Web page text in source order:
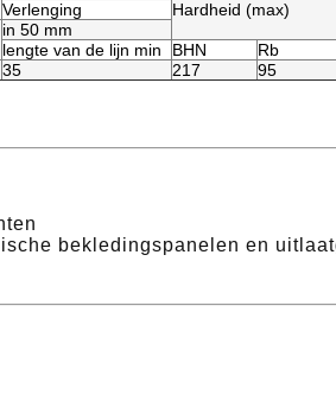
Hardheid (max)
Verlenging
in 50 mm
lengte van de lijn min
BHN
Rb
35 217 95
bekledingspanelen en